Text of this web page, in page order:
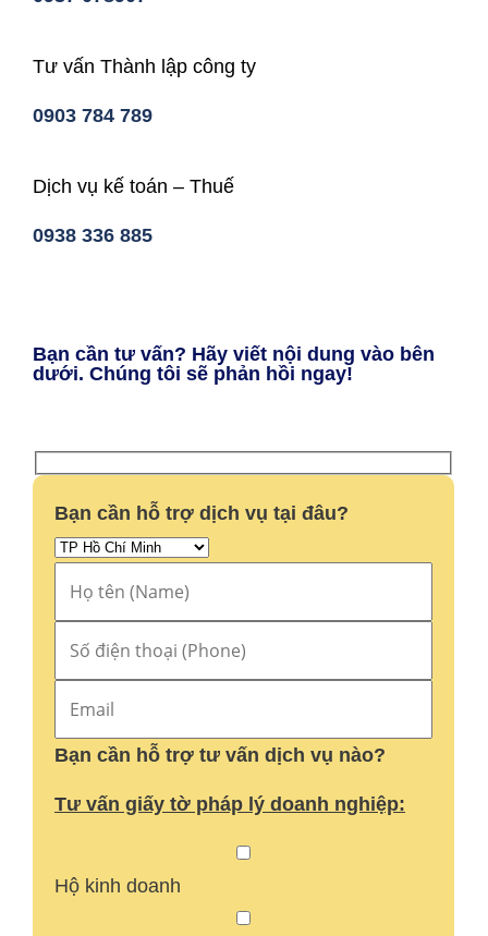
Tư vấn Thành lập công ty
0903 784 789
Dịch vụ kế toán – Thuế
0938 336 885
Bạn cần tư vấn? Hãy viết nội dung vào bên
dưới. Chúng tôi sẽ phản hồi ngay!
Bạn cần hỗ trợ dịch vụ tại đâu?
Bạn cần hỗ trợ tư vấn dịch vụ nào?
Tư vấn giấy tờ pháp lý doanh nghiệp:
Hộ kinh doanh